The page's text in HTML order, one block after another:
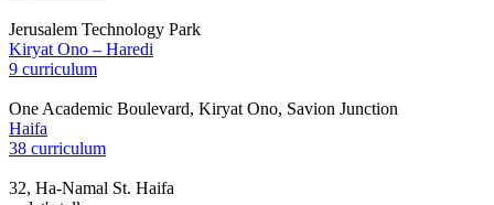
Jerusalem Technology Park
Kiryat Ono – Haredi
9 curriculum
One Academic Boulevard, Kiryat Ono, Savion Junction
Haifa
38 curriculum
32, Ha-Namal St. Haifa